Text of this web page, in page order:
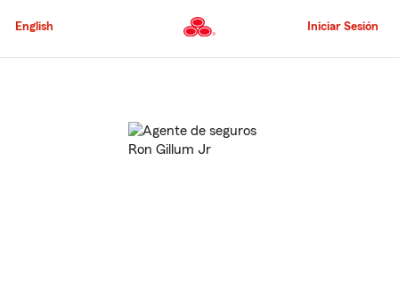
al
principal
English Iniciar Sesión